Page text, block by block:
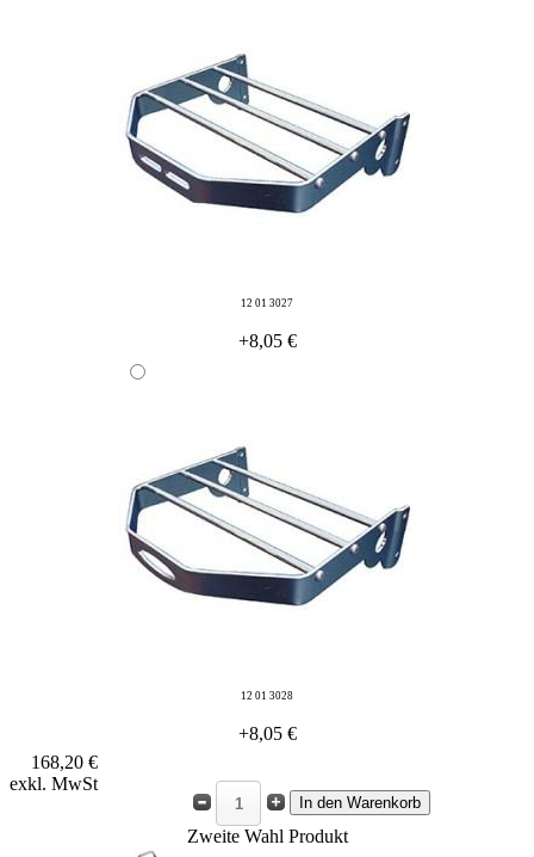
12 01 3027
+8,05 €
12 01 3028
+8,05 €
168,20 €
exkl. MwSt
Zweite Wahl Produkt